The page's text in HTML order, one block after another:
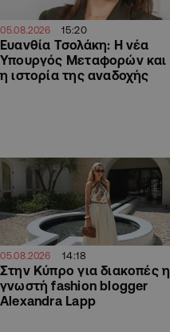
05.08.2026 15:20
Ευανθία Τσολάκη: Η νέα
Υπουργός Μεταφορών και
η ιστορία της αναδοχής
05.08.2026 14:18
Στην Κύπρο για διακοπές η
γνωστή fashion blogger
Alexandra Lapp